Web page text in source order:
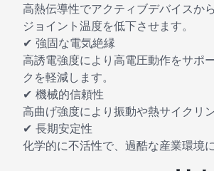
高熱伝導性でアクティブデバイスか
ジョイント温度を低下させます。
✔ 強固な電気絶縁
高誘電強度により高電圧動作をサポ
クを軽減します。
✔ 機械的信頼性
高曲げ強度により振動や熱サイクリ
✔ 長期安定性
化学的に不活性で、過酷な産業環境